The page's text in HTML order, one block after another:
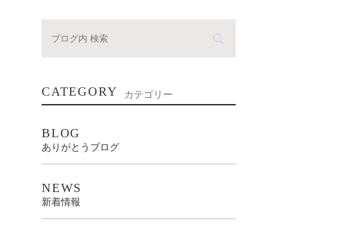
CATEGORY カテゴリー
BLOG
ありがとうブログ
NEWS
新着情報